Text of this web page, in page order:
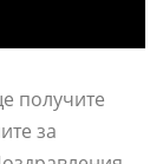
получите
за